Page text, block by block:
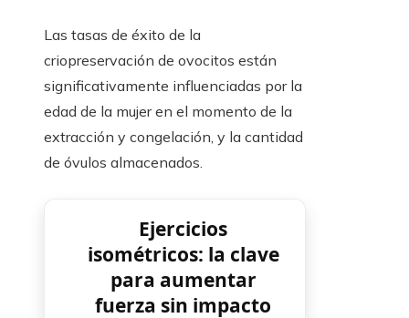
Las tasas de éxito de la
criopreservación de ovocitos están
significativamente influenciadas por la
edad de la mujer en el momento de la
extracción y congelación, y la cantidad
de óvulos almacenados.
Ejercicios
isométricos: la clave
para aumentar
fuerza sin impacto